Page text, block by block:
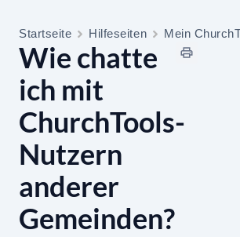
Startseite Hilfeseiten Mein
Wie chatte
ich mit
ChurchTools-
Nutzern
anderer
Gemeinden?